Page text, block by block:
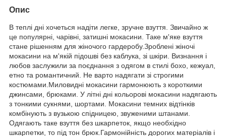
Опис
В теплі дні хочеться надіти легке, зручне взуття. Звичайно ж
це популярні, чарівні, затишні мокасини. Таке м'яке взуття
стане рішенням для жіночого гардеробу.Зроблені жіночі
мокасини на м'якій підошві без каблука, зі шкіри. Визнання і
любов заслужили за поєднання з одягом в стилі бохо, кежуал,
етно та романтичний. Не варто надягати зі строгими
костюмами.Миловидні мокасини гармонюють з короткими
джинсами, брюками. У літні дні кольорові мокасини надягають
з тонкими сукнями, шортами. Мокасини темних відтінків
комбінують з вузькою спідницею, звуженими штанами.
Одягають таке взуття без шкарпеток, якщо необхідно
шкарпетки, то під тон брюк.Гармонійність дорогих матеріалів і